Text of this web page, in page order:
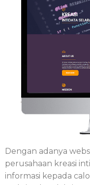
Dengan adanya
perusahaan kreasi
informasi kepada